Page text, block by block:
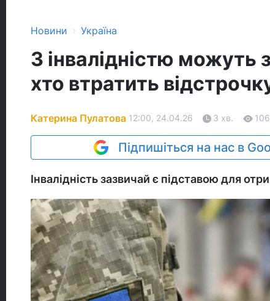
Новини › Україна
З інвалідністю можуть
хто втратить
Катерина Пулатова 12:00, 24.04.26 3 хв.
Підпишіться на нас в
Інвалідність зазвичай є підставою для